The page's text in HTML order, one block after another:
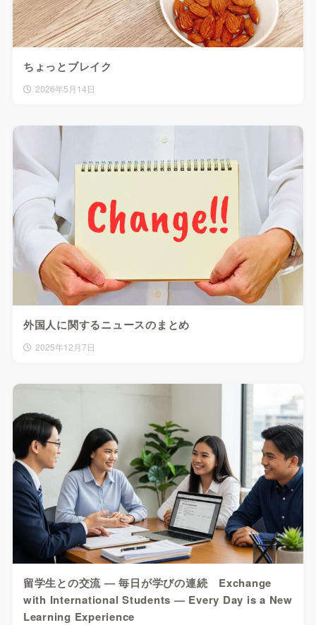
ちょっとブレイク
2026年5月14日
外国人に関するニュースのまとめ
2025年12月7日
留学生との交流 ― 毎日が学びの連続 Exchange
with International Students — Every Day is a New
Learning Experience